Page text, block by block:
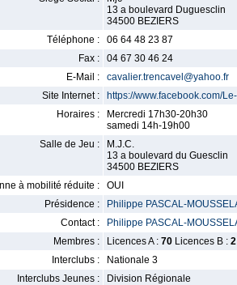
13 a boulevard Duguesclin
34500 BEZIERS
Téléphone :
06 64 48 23 87
Fax :
04 67 30 46 24
E-Mail :
cavalier.trencavel@yahoo.fr
Site Internet :
https://www.facebook.com/
Horaires :
Mercredi 17h30-20h30
samedi 14h-19h00
Salle de Jeu :
M.J.C.
13 a boulevard du Guesclin
34500 BEZIERS
à mobilité réduite :
OUI
Présidence :
Philippe PASCAL-
Contact :
Philippe PASCAL-
Membres :
Licences A : 70 Licences B : 2
Interclubs :
Nationale 3
Interclubs Jeunes :
Division Régionale